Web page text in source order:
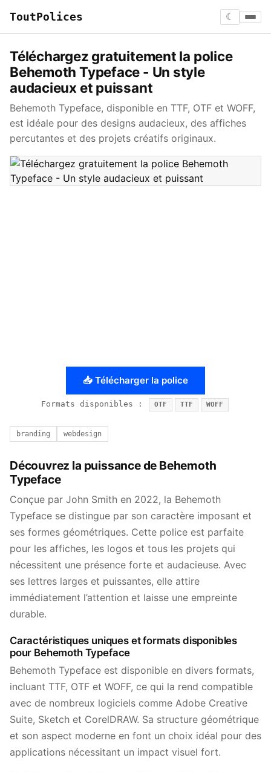
ToutPolices ☾
Téléchargez gratuitement la police
Behemoth Typeface - Un style
audacieux et puissant
Behemoth Typeface, disponible en TTF, OTF et WOFF,
est idéale pour des designs audacieux, des affiches
percutantes et des projets créatifs originaux.
📥 Télécharger la police
Formats disponibles : OTF TTF WOFF
branding webdesign
Découvrez la puissance de Behemoth
Typeface
Conçue par John Smith en 2022, la Behemoth
Typeface se distingue par son caractère imposant et
ses formes géométriques. Cette police est parfaite
pour les affiches, les logos et tous les projets qui
nécessitent une présence forte et audacieuse. Avec
ses lettres larges et puissantes, elle attire
immédiatement l’attention et laisse une empreinte
durable.
Caractéristiques uniques et formats disponibles
pour Behemoth Typeface
Behemoth Typeface est disponible en divers formats,
incluant TTF, OTF et WOFF, ce qui la rend compatible
avec de nombreux logiciels comme Adobe Creative
Suite, Sketch et CorelDRAW. Sa structure géométrique
et son aspect moderne en font un choix idéal pour des
applications nécessitant un impact visuel fort.